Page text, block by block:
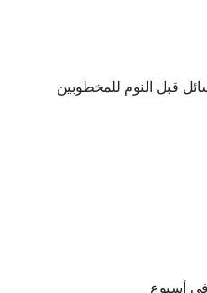
قبل النوم للمخطوبين
أسبوع